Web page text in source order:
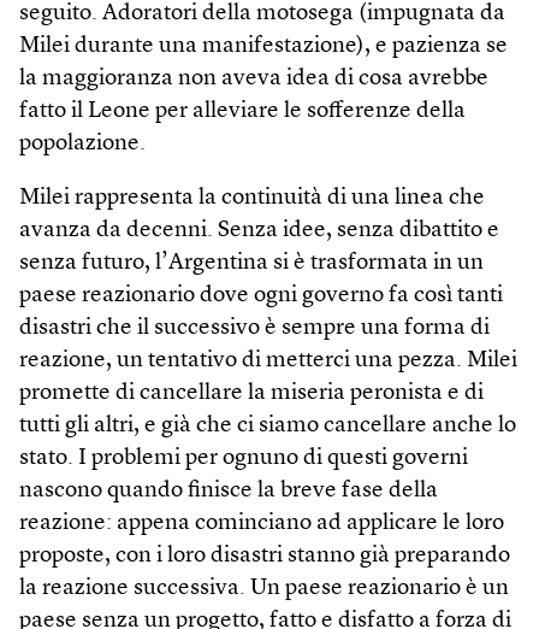
seguito. Adoratori della motosega (impugnata da
Milei durante una manifestazione), e pazienza se
la maggioranza non aveva idea di cosa avrebbe
fatto il Leone per alleviare le sofferenze della
popolazione.
Milei rappresenta la continuità di una linea che
avanza da decenni. Senza idee, senza dibattito e
senza futuro, l’Argentina si è trasformata in un
paese reazionario dove ogni governo fa così tanti
disastri che il successivo è sempre una forma di
reazione, un tentativo di metterci una pezza. Milei
promette di cancellare la miseria peronista e di
tutti gli altri, e già che ci siamo cancellare anche lo
stato. I problemi per ognuno di questi governi
nascono quando finisce la breve fase della
reazione: appena cominciano ad applicare le loro
proposte, con i loro disastri stanno già preparando
la reazione successiva. Un paese reazionario è un
paese senza un progetto, fatto e disfatto a forza di